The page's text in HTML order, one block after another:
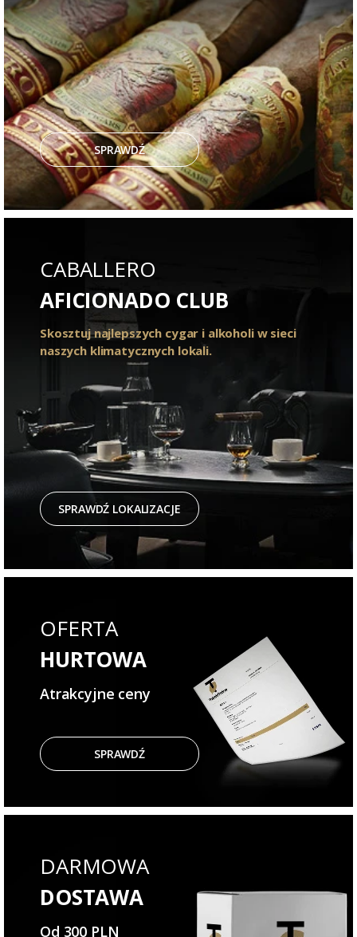
SPRAWDŹ
CABALLERO
AFICIONADO CLUB
Skosztuj najlepszych cygar i alkoholi w sieci
naszych klimatycznych lokali.
SPRAWDŹ LOKALIZACJE
OFERTA
HURTOWA
Atrakcyjne ceny
SPRAWDŹ
DARMOWA
DOSTAWA
Od 300 PLN